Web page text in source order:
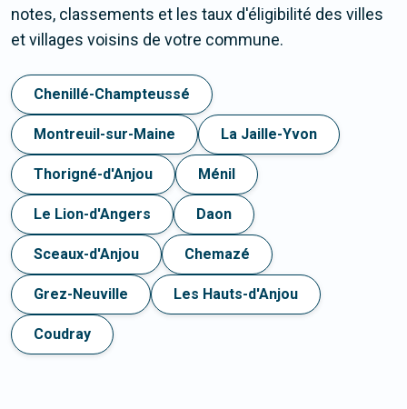
notes, classements et les taux d'éligibilité des villes
et villages voisins de votre commune.
Chenillé-Champteussé
Montreuil-sur-Maine La Jaille-Yvon
Thorigné-d'Anjou Ménil
Le Lion-d'Angers Daon
Sceaux-d'Anjou Chemazé
Grez-Neuville Les Hauts-d'Anjou
Coudray